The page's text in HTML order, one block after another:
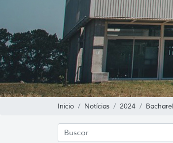
Inicio Notícias 2024